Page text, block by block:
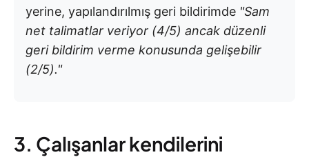
yerine, yapılandırılmış geri bildirimde "Sam
net talimatlar veriyor (4/5) ancak düzenli
geri bildirim verme konusunda gelişebilir
(2/5)."
3. Çalışanlar kendilerini